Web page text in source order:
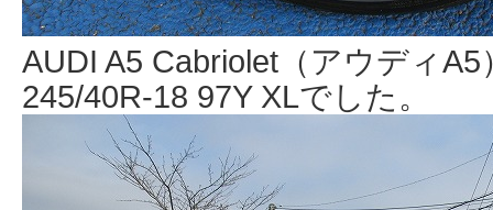
AUDI A5 Cabriolet（アウディ
245/40R-18 97Y XLでした。